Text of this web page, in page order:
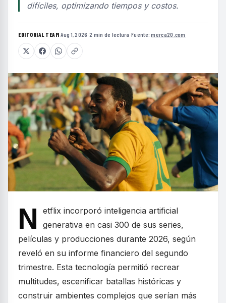
difíciles, optimizando tiempos y costos.
EDITORIAL TEAM·Aug 1, 2026 ·2 min de lectura ·Fuente:merca20.com
N
etflix incorporó inteligencia artificial
generativa en casi 300 de sus series,
películas y producciones durante 2026, según
reveló en su informe financiero del segundo
trimestre. Esta tecnología permitió recrear
multitudes, escenificar batallas históricas y
construir ambientes complejos que serían más